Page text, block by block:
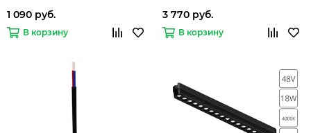
1 090 руб.
В корзину
3 770 руб.
В корзину